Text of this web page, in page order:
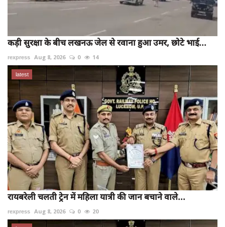
कड़ी सुरक्षा के बीच लखनऊ जेल से रवाना हुआ उमर, छोटे भाई...
rexpress Aug 8, 2026 0 14
latest
रायबरेली चलती ट्रेन में महिला यात्री की जान बचाने वाले...
rexpress Aug 8, 2026 0 20